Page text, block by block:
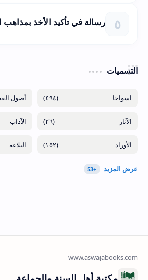
رسالة في تأكيد الأخذ بمذاهب
التسميات
(٤٩٤)
(٢٦)
(١٥٢)